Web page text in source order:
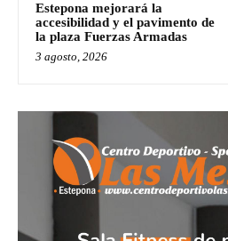
Estepona mejorará la
accesibilidad y el pavimento de
la plaza Fuerzas Armadas
3 agosto, 2026